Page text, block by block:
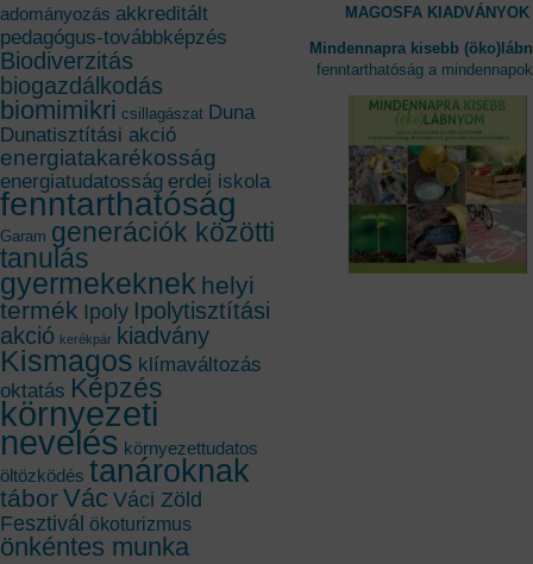
adományozás akkreditált
pedagógus-továbbképzés
Biodiverzitás
biogazdálkodás
biomimikri csillagászat Duna
Dunatisztítási akció
energiatakarékosság
energiatudatosság erdei iskola
fenntarthatóság
Garam generációk közötti
tanulás
gyermekeknek helyi
termék Ipoly Ipolytisztítási
akció kerékpár kiadvány
Kismagos klímaváltozás
oktatás Képzés
környezeti
nevelés környezettudatos
öltözködés tanároknak
táborVác Váci Zöld
Fesztivál ökoturizmus
önkéntes munka
MAGOSFA KIADVÁNYOK
Mindennapra kisebb
fenntarthatóság a